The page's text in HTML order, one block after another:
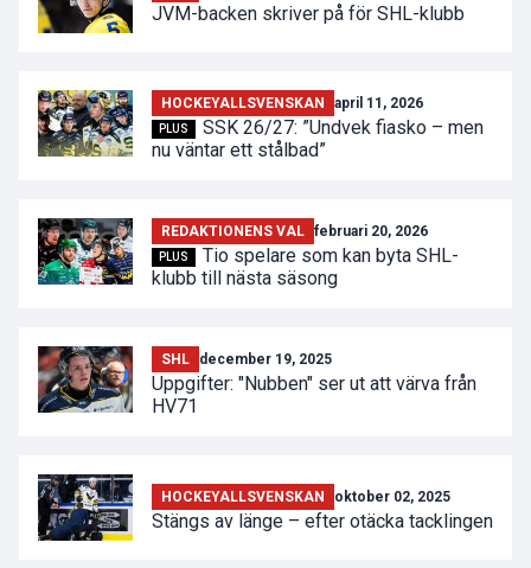
JVM-backen skriver på för SHL-klubb
HOCKEYALLSVENSKAN april 11, 2026
PLUS
SSK 26/27: ”Undvek fiasko – men
nu väntar ett stålbad”
REDAKTIONENS VAL februari 20, 2026
PLUS
Tio spelare som kan byta SHL-
klubb till nästa säsong
SHL december 19, 2025
Uppgifter: "Nubben" ser ut att värva från
HV71
HOCKEYALLSVENSKAN oktober 02, 2025
Stängs av länge – efter otäcka tacklingen